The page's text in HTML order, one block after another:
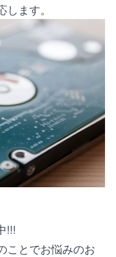
ます。
!!!
ことでお悩みのお